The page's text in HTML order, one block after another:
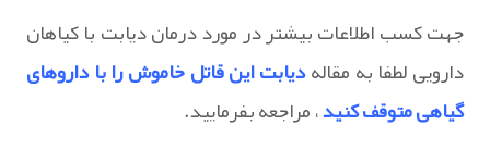
جهت کسب اطلاعات بیشتر در مورد درمان دیابت با کیاهان
دارویی لطفا به مقالهدیابت این قاتل خاموش را با داروهای
گیاهی متوقف کنید، مراجعه بفرمایید.